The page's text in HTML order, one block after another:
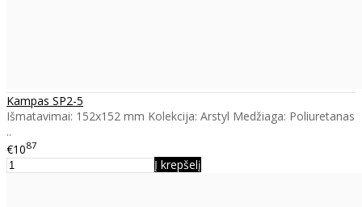
Kampas SP2-5
Išmatavimai: 152x152 mm Kolekcija: Arstyl Medžiaga: Poliuretanas
..
€1087
Į krepšelį